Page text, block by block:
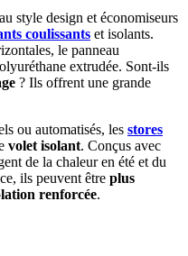
style design et économiseurs
coulissants et isolants.
le panneau
extrudée. Sont-ils
? Ils offrent une grande
ou automatisés, les stores
volet isolant. Conçus avec
de la chaleur en été et du
ils peuvent être plus
renforcée.